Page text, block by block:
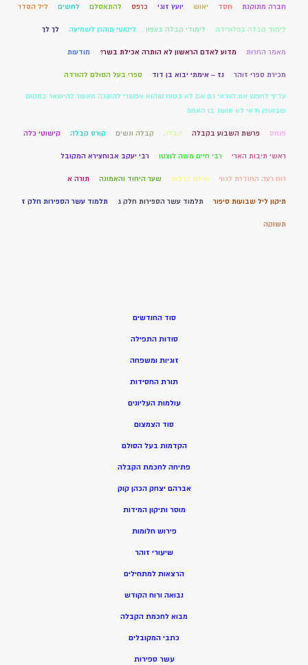
חברה מתוקנת חסד יאוש יועץ זוגי כרפס להתאסלם לחשים ליל הסדר
לימוד קבלה בפלורידה לימודי קבלה בצפון ליקוטי מוהרן לשמיעה לך לך
מאמר החרות מדוע לאדם הראשון לא הותרה אכילת בשר? מודעות
מכירת ספרי זוהר נז – אימתי יבוא בן דוד ספרי בעל הסולם להורדה
עדיף לחפש את הודאי גם אם לא בטוח שהוא אפשרי להשגה מאשר להישאר במקום
שבאופן ודאי לא תושג בו האמת
פנחס פרשת השבוע בקבלה קבלה קבלה ונשים קורס קבלה קישוטי כלה
ראשי תיבות הארי רבי חיים משה לוצטו רבי יעקב אבוחצירא המקובל
רוח רעה החודרת לגוף שירת הרבש שער היחוד והאמונה תורה א
תיקון ליל שבועות סיפור תלמוד עשר הספירות חלק ג תלמוד עשר הספירות חלק ז
תשוקה
סוד החודשים
סודות התפילה
זוגיות ומשפחה
תורת החסידות
עולמות העליונים
סוד הצמצום
הקדמות בעל הסולם
פתיחה לחכמת הקבלה
אברהם יצחק הכהן קוק
מוסר ותיקון המידות
פירוש חלומות
שיעורי זוהר
הרצאות למתחילים
נבואה ורוח הקודש
מבוא לחכמת הקבלה
כתבי המקובלים
עשר ספירות